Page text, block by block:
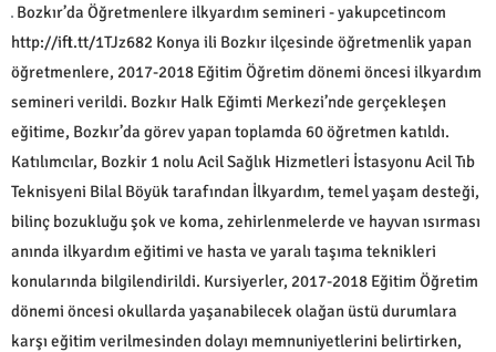
Bozkır’da Öğretmenlere ilkyardım semineri - yakupcetincom
http://ift.tt/1TJz682 Konya ili Bozkır ilçesinde öğretmenlik yapan
öğretmenlere, 2017-2018 Eğitim Öğretim dönemi öncesi ilkyardım
semineri verildi. Bozkır Halk Eğimti Merkezi’nde gerçekleşen
eğitime, Bozkır’da görev yapan toplamda 60 öğretmen katıldı.
Katılımcılar, Bozkir 1 nolu Acil Sağlık Hizmetleri İstasyonu Acil Tıb
Teknisyeni Bilal Böyük tarafından İlkyardım, temel yaşam desteği,
bilinç bozukluğu şok ve koma, zehirlenmelerde ve hayvan ısırması
anında ilkyardım eğitimi ve hasta ve yaralı taşıma teknikleri
konularında bilgilendirildi. Kursiyerler, 2017-2018 Eğitim Öğretim
dönemi öncesi okullarda yaşanabilecek olağan üstü durumlara
karşı eğitim verilmesinden dolayı memnuniyetlerini belirtirken,